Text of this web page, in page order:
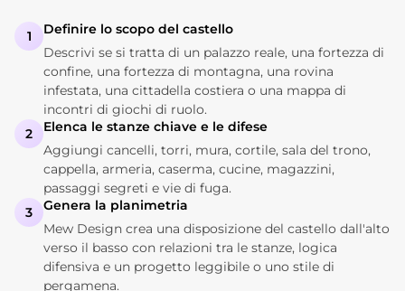
1
Definire lo scopo del castello
Descrivi se si tratta di un palazzo reale, una fortezza di
confine, una fortezza di montagna, una rovina
infestata, una cittadella costiera o una mappa di
incontri di giochi di ruolo.
2
Elenca le stanze chiave e le difese
Aggiungi cancelli, torri, mura, cortile, sala del trono,
cappella, armeria, caserma, cucine, magazzini,
passaggi segreti e vie di fuga.
3
Genera la planimetria
Mew Design crea una disposizione del castello dall'alto
verso il basso con relazioni tra le stanze, logica
difensiva e un progetto leggibile o uno stile di
pergamena.